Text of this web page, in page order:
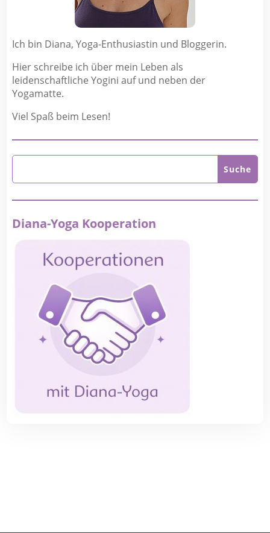
Ich bin Diana, Yoga-Enthusiastin und Bloggerin.
Hier schreibe ich über mein Leben als
leidenschaftliche Yogini auf und neben der
Yogamatte.
Viel Spaß beim Lesen!
Diana-Yoga Kooperation